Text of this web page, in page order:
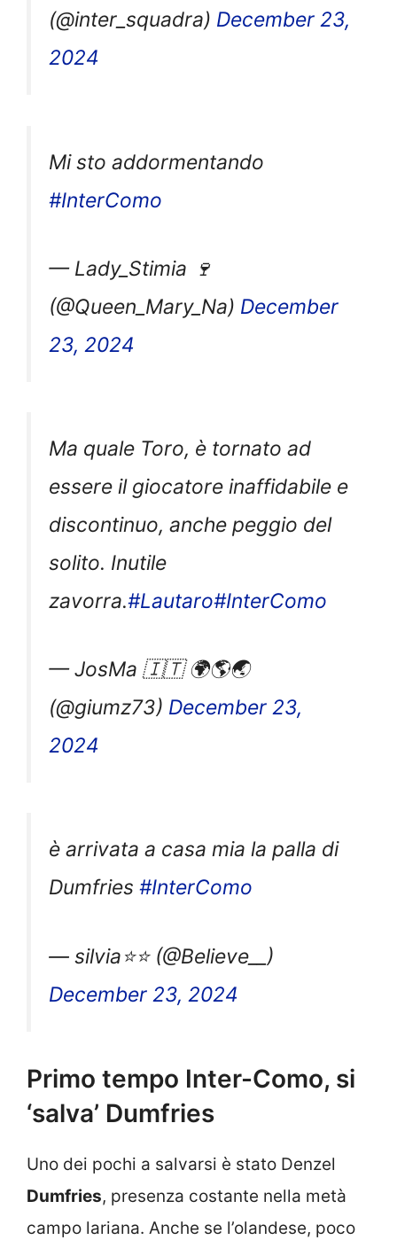
(@inter_squadra) December 23,
2024
Mi sto addormentando
#InterComo
— Lady_Stimia 🍷
(@Queen_Mary_Na) December
23, 2024
Ma quale Toro, è tornato ad
essere il giocatore inaffidabile e
discontinuo, anche peggio del
solito. Inutile
zavorra.#Lautaro#InterComo
— JosMa 🇮🇹 🌍🌎🌏
(@giumz73) December 23,
2024
è arrivata a casa mia la palla di
Dumfries #InterComo
— silvia⭐⭐ (@Believe__)
December 23, 2024
Primo tempo Inter-Como, si
‘salva’ Dumfries
Uno dei pochi a salvarsi è stato Denzel
Dumfries, presenza costante nella metà
campo lariana. Anche se l’olandese, poco